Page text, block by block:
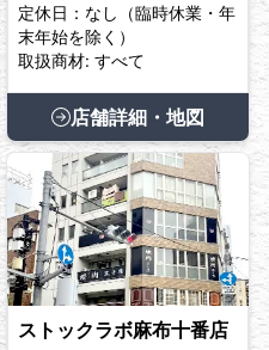
定休日：なし（臨時休業・年
末年始を除く）
取扱商材: すべて
店舗詳細・地図
ストックラボ麻布十番店